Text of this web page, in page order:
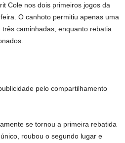
Cole nos dois primeiros jogos da
O canhoto permitiu apenas uma
caminhadas, enquanto rebatia
pelo compartilhamento
se tornou a primeira rebatida
roubou o segundo lugar e